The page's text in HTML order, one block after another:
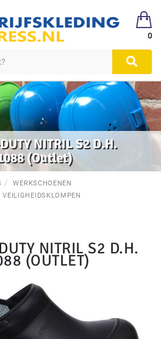
0
NITRIL S2 D.H.
(Outlet)
WERKSCHOENEN
VEILIGHEIDSKLOMPEN
NITRIL S2 D.H.
(OUTLET)